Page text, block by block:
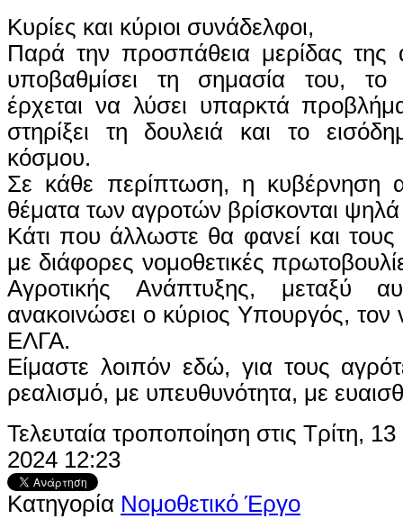
Κυρίες και κύριοι συνάδελφοι,
Παρά την προσπάθεια μερίδας της
υποβαθμίσει τη σημασία του, το
έρχεται να λύσει υπαρκτά
στηρίξει τη δουλειά και το
κόσμου.
Σε κάθε περίπτωση, η κυβέρνηση
θέματα των αγροτών βρίσκονται ψηλά
Κάτι που άλλωστε θα φανεί και
με διάφορες νομοθετικές
Αγροτικής Ανάπτυξης, μεταξύ
ανακοινώσει ο κύριος Υπουργός, τον
ΕΛΓΑ.
Είμαστε λοιπόν εδώ, για τους
ρεαλισμό, με υπευθυνότητα, με
Τελευταία τροποποίηση στις Τρίτη,
2024 12:23
Κατηγορία Νομοθετικό Έργο